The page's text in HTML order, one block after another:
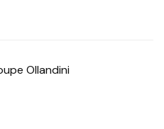
Ollandini